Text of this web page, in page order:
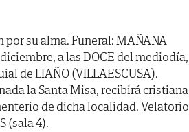
por su alma. Funeral: MAÑANA
a las DOCE del mediodía,
de LIAÑO (VILLAESCUSA).
la Santa Misa, recibirá cristiana
de dicha localidad.
(sala 4).